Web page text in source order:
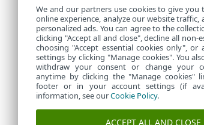
We and our partners use cookies to give you
online experience, analyze our website traffic,
personalized ads. You can agree to the
clicking "Accept all and close", decline all non-
choosing "Accept essential cookies only", or
settings by clicking "Manage cookies". You
withdraw your consent or change your
anytime by clicking the "Manage cookies"
footer or in your account settings (if
information, see ourCookie Policy.
ACCEPT ALL AND CLOSE